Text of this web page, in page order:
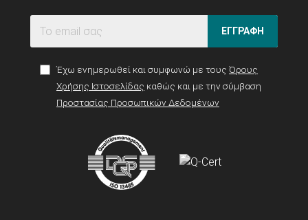
ΕΓΓΡΑΦΗ
Έχω ενημερωθεί και συμφωνώ με τους Όρους
Χρήσης Ιστοσελίδας καθώς και με την σύμβαση
Προστασίας Προσωπικών Δεδομένων